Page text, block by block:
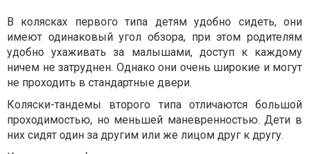
В колясках первого типа детям удобно сидеть, они
имеют одинаковый угол обзора, при этом родителям
удобно ухаживать за малышами, доступ к каждому
ничем не затруднен. Однако они очень широкие и могут
не проходить в стандартные двери.
Коляски-тандемы второго типа отличаются большой
проходимостью, но меньшей маневренностью. Дети в
них сидят один за другим или же лицом друг к другу.